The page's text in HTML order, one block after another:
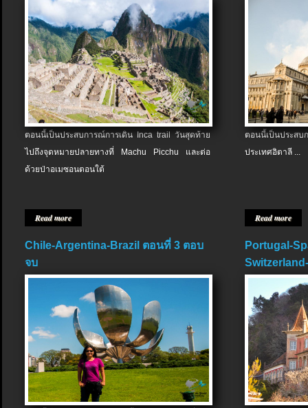
ตอนนี้เป็นประสบการณ์การเดิน Inca trail วันสุดท้าย
ไปถึงจุดหมายปลายทางที่ Machu Picchu และต่อ
ด้วยป่าอเมซอนตอนใต้
Read more
ตอนนี้เป็นประส
ประเทศอิตาลี ...
Read more
Chile-Argentina-Brazil ตอนที่ 3 ตอบ
จบ
Portugal-